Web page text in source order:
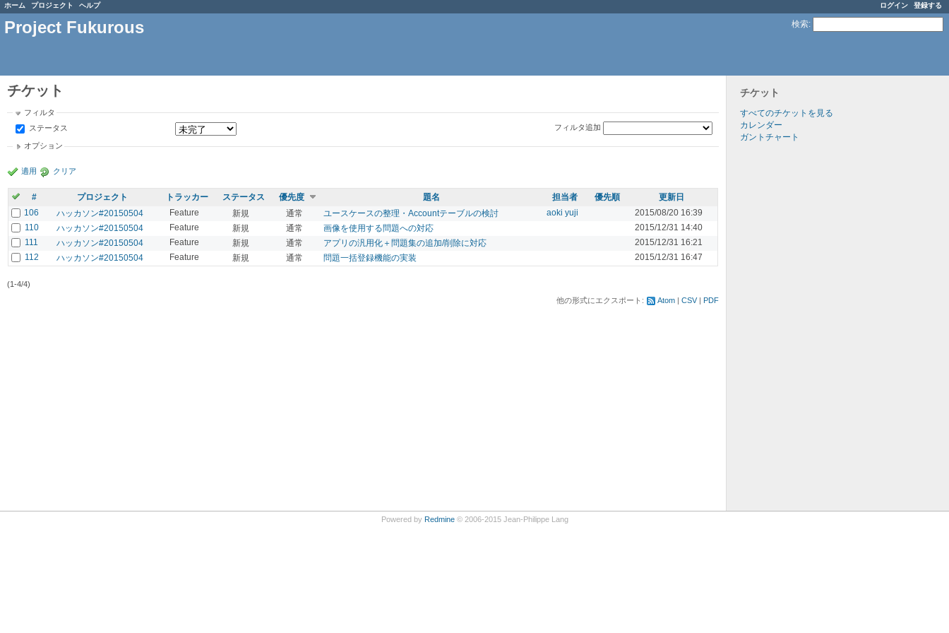
ログイン 登録する
ホーム プロジェクト ヘルプ
検索:
Project Fukurous
チケット
すべてのチケットを見る
カレンダー
ガントチャート
チケット
フィルタ
ステータス
フィルタ追加
オプション
適用 クリア
# プロジェクト トラッカー ステータス 優先度 題名 担当者 優先順
更新日
106
ハッカソン#20150504 Feature 新規 通常 ユースケースの整理・Accountテーブルの検討 aoki yuji
2015/08/20 16:39
110
ハッカソン#20150504 Feature 新規 通常 画像を使用する問題への対応
2015/12/31 14:40
111
ハッカソン#20150504 Feature 新規 通常 アプリの汎用化＋問題集の追加/削除に対応
2015/12/31 16:21
112
ハッカソン#20150504 Feature 新規 通常 問題一括登録機能の実装 2015/12/31 16:47
(1-4/4)
他の形式にエクスポート:
Atom CSV PDF
Powered by Redmine© 2006-2015 Jean-Philippe Lang